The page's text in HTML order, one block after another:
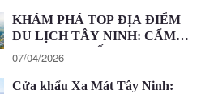
KHÁM PHÁ TOP ĐỊA ĐIỂM
DU LỊCH TÂY NINH: CẨM
NANG CHI TIẾT 2026
07/04/2026
Cửa khẩu Xa Mát Tây Ninh: